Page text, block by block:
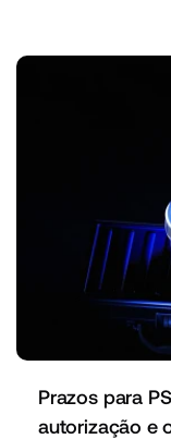
Prazos para
autorização e